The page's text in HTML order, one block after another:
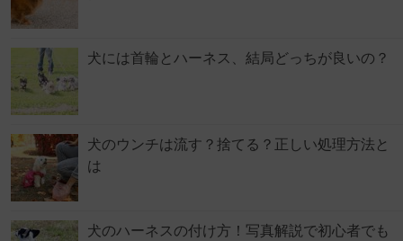
犬には首輪とハーネス、結局どっちが良いの？
犬のウンチは流す？捨てる？正しい処理方法と
は
犬のハーネスの付け方！写真解説で初心者でも